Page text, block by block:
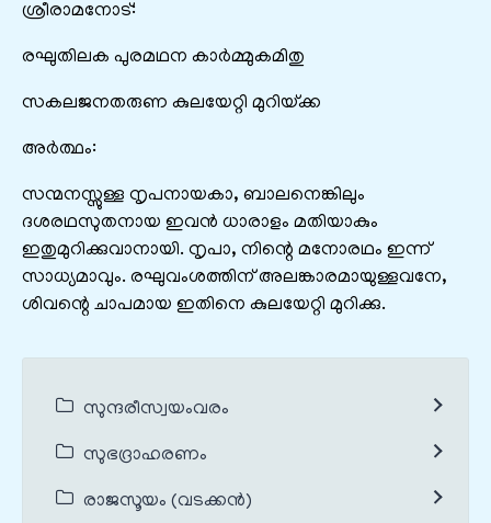
ശ്രീരാമനോട്‌:
രഘുതിലക പുരമഥന കാര്‍മ്മുകമിതു
സകലജനതരുണ കുലയേറ്റി മുറിയ്‌ക്ക
അർത്ഥം:
സന്മനസ്സുള്ള നൃപനായകാ, ബാലനെങ്കിലും
ദശരഥസുതനായ ഇവന്‍ ധാരാളം മതിയാകും
ഇതുമുറിക്കുവാനായി. നൃപാ, നിന്റെ മനോരഥം ഇന്ന്
സാധ്യമാവും. രഘുവംശത്തിന് അലങ്കാരമായുള്ളവനേ,
ശിവന്റെ ചാപമായ ഇതിനെ കുലയേറ്റി മുറിക്കു.
സുന്ദരീസ്വയംവരം
സുഭദ്രാഹരണം
രാജസൂയം (വടക്കൻ)